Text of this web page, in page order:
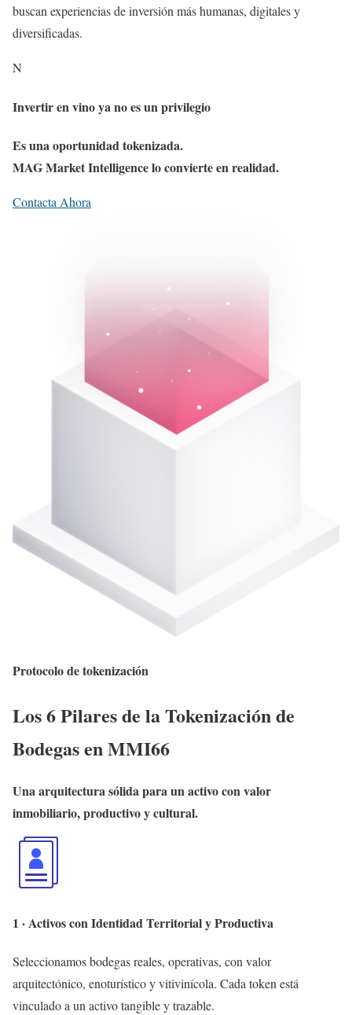
buscan experiencias de inversión más humanas, digitales y
diversificadas.
N
Invertir en vino ya no es un privilegio
Es una oportunidad tokenizada.
MAG Market Intelligence lo convierte en realidad.
Contacta Ahora
Protocolo de tokenización
Los 6 Pilares de la Tokenización de
Bodegas en MMI66
Una arquitectura sólida para un activo con valor
inmobiliario, productivo y cultural.
1 · Activos con Identidad Territorial y Productiva
Seleccionamos bodegas reales, operativas, con valor
arquitectónico, enoturístico y vitivinícola. Cada token está
vinculado a un activo tangible y trazable.